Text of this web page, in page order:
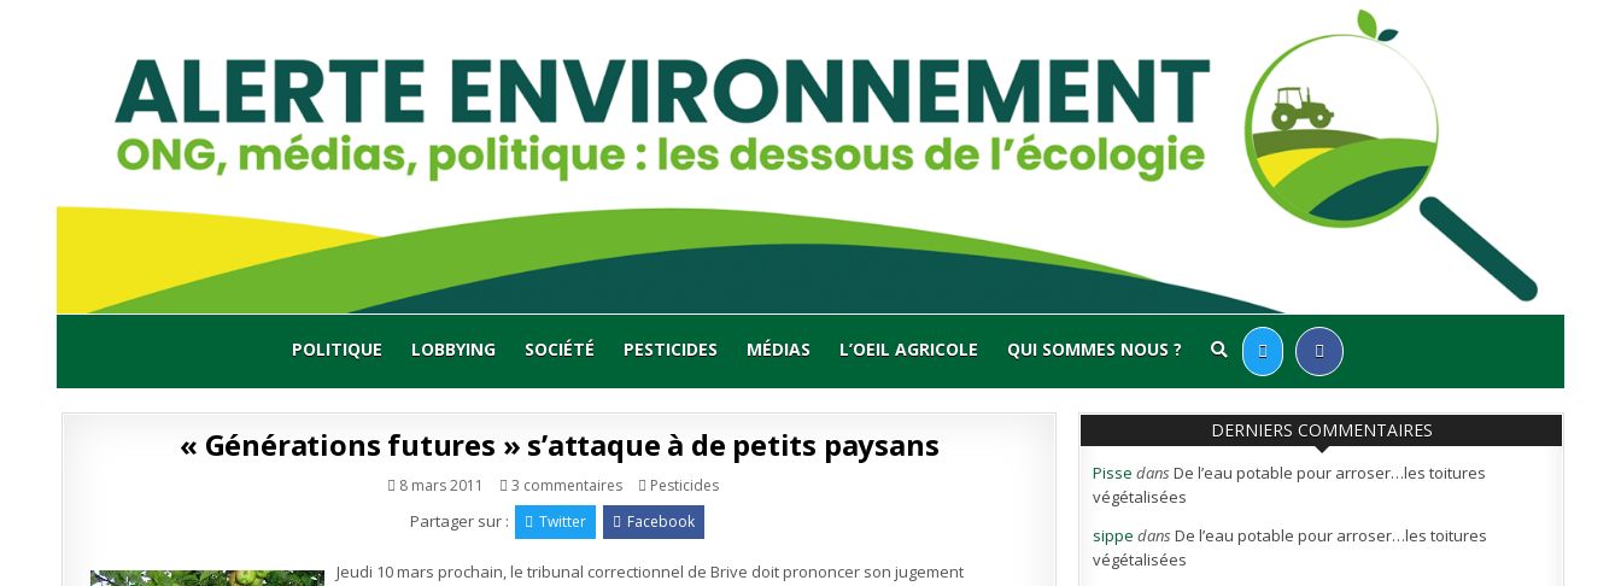
POLITIQUE LOBBYING SOCIÉTÉ PESTICIDES MÉDIAS L’OEIL AGRICOLE QUI SOMMES NOUS ?
« Générations futures » s’attaque à de petits paysans
8 mars 2011 3 commentairessur
Générations
futures
»
à
Publié
Pesticides
Partager sur : Twitter Facebook
Jeudi 10 mars prochain, le tribunal correctionnel de Brive doit prononcer son jugement
DERNIERS COMMENTAIRES
Pisse dansDe l’eau potable pour arroser…les toitures
végétalisées
sippe dansDe l’eau potable pour arroser…les toitures
végétalisées